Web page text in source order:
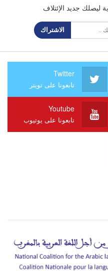
ليصلك جديد الإئتلاف
الاشتراك
Twitter
تابعونا على تويتر
Youtube
تابعونا على يوتيوب